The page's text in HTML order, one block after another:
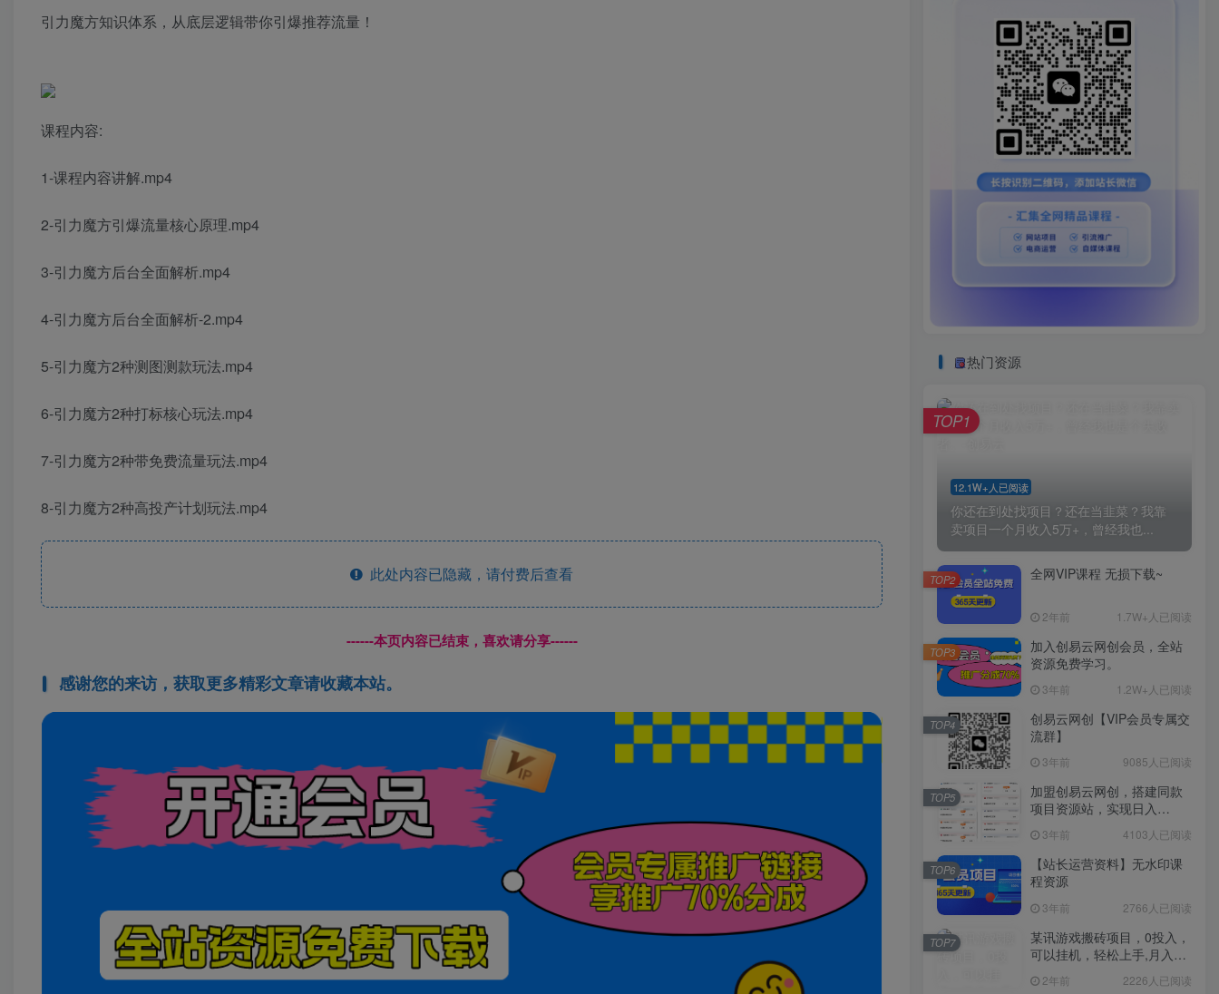
引力魔方知识体系，从底层逻‮带辑‬你引爆‮荐推‬流量！
课程内容:
1-课程内容讲解.mp4
2-引力魔方引爆流量核心原理.mp4
3-引力魔方后台全面解析.mp4
4-引力魔方后台全面解析-2.mp4
5-引力魔方2种测图测款玩法.mp4
6-引力魔方2种打标核心玩法.mp4
7-引力魔方2种带免费流量玩法.mp4
8-引力魔方2种高投产计划玩法.mp4
此处内容已隐藏，请付费后查看
------本页内容已结束，喜欢请分享------
感谢您的来访，获取更多精彩文章请收藏本站。
热门资源
12.1W+人已阅读
你还在到处找项目？还在当韭菜？我靠
卖项目一个月收入5万+，曾经我也...
TOP1
全网VIP课程 无损下载~
2年前 1.7W+人已阅读
TOP2
加入创易云网创会员，全站
资源免费学习。
3年前 1.2W+人已阅读
TOP3
创易云网创【VIP会员专属交
流群】
3年前 9085人已阅读
TOP4
加盟创易云网创，搭建同款
项目资源站，实现日入
3年前 4103人已阅读
TOP5
【站长运营资料】无水印课
程资源
3年前 2766人已阅读
TOP6
某讯游戏搬砖项目，0投入，
可以挂机，轻松上手,月入
2年前 2226人已阅读
TOP7